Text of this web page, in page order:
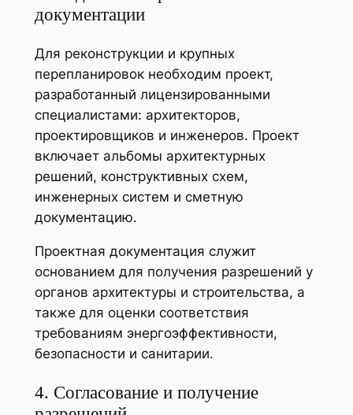
документации
Для реконструкции и крупных
перепланировок необходим проект,
разработанный лицензированными
специалистами: архитекторов,
проектировщиков и инженеров. Проект
включает альбомы архитектурных
решений, конструктивных схем,
инженерных систем и сметную
документацию.
Проектная документация служит
основанием для получения разрешений у
органов архитектуры и строительства, а
также для оценки соответствия
требованиям энергоэффективности,
безопасности и санитарии.
4. Согласование и получение